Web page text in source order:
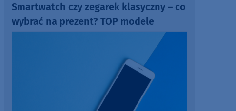
Smartwatch czy zegarek klasyczny – co
wybrać na prezent? TOP modele